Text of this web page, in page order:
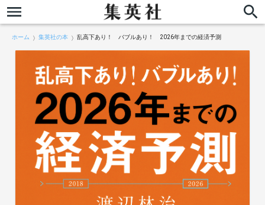
ホーム 集英社の本 乱高下あり！ バブルあり！ 2026年までの経済予測